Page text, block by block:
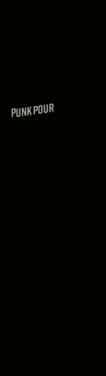
punk pour